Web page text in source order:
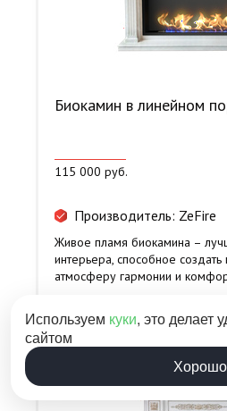
Биокамин в линейном
115 000 руб.
Производитель: ZeFire
Живое пламя биокамина –
интерьера, способное
атмосферу гармонии и
Используем куки, это делает
сайтом
Хорошо